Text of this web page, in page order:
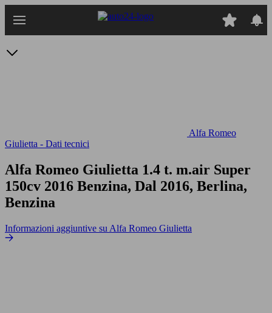
Alfa Romeo
Giulietta - Dati tecnici
Alfa Romeo Giulietta 1.4 t. m.air Super
150cv 2016 Benzina, Dal 2016, Berlina,
Benzina
Informazioni aggiuntive su Alfa Romeo Giulietta